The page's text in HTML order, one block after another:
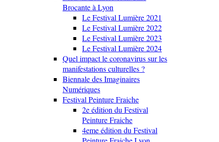
Brocante à Lyon
Le Festival Lumière 2021
Le Festival Lumière 2022
Le Festival Lumière 2023
Le Festival Lumière 2024
Quel impact le coronavirus sur les
manifestations culturelles ?
Biennale des Imaginaires
Numériques
Festival Peinture Fraiche
2e édition du Festival
Peinture Fraiche
4eme édition du Festival